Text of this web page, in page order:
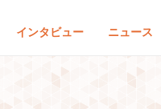
インタビュー ニュース